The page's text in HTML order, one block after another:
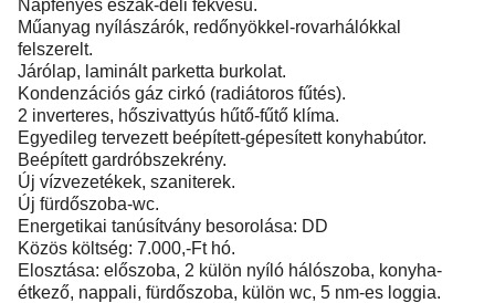
Napfényes észak-déli fekvésű.
Műanyag nyílászárók, redőnyökkel-rovarhálókkal
felszerelt.
Járólap, laminált parketta burkolat.
Kondenzációs gáz cirkó (radiátoros fűtés).
2 inverteres, hőszivattyús hűtő-fűtő klíma.
Egyedileg tervezett beépített-gépesített konyhabútor.
Beépített gardróbszekrény.
Új vízvezetékek, szaniterek.
Új fürdőszoba-wc.
Energetikai tanúsítvány besorolása: DD
Közös költség: 7.000,-Ft hó.
Elosztása: előszoba, 2 külön nyíló hálószoba, konyha-
étkező, nappali, fürdőszoba, külön wc, 5 nm-es loggia.